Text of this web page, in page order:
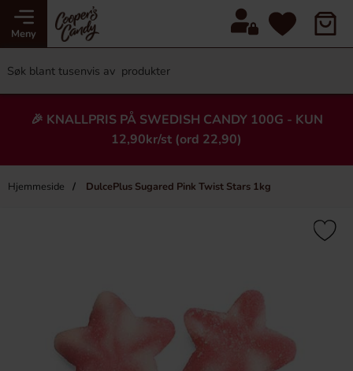
Meny
🎉 KNALLPRIS PÅ SWEDISH CANDY 100G - KUN
12,90kr/st (ord 22,90)
Hjemmeside DulcePlus Sugared Pink Twist Stars 1kg
×